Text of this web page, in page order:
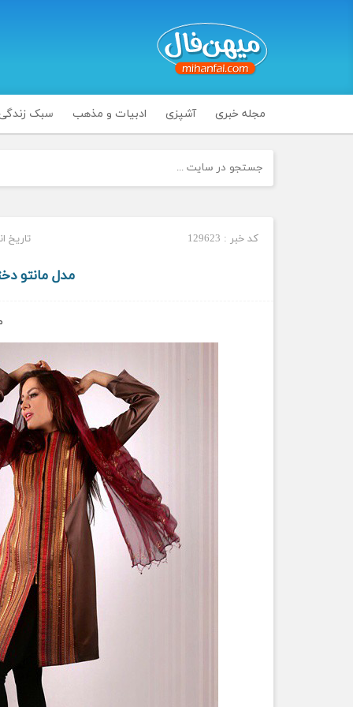
مجله خبری آشپزی ادبیات و مذهب سبک
کد خبر : 129623 تاریخ
مدل مانتو